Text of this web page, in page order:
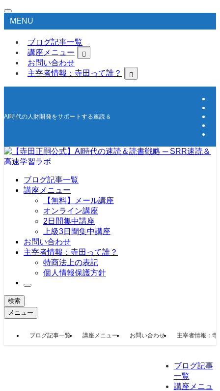
MENU
ブログ記事一覧
講座メニュー
お問い合わせ
主宰者情報：寺田って誰？
AI時代の人財開発をサポートする速読＆高速学習の研究所
ブログ記事一覧
講座メニュー
【無料】メール講座
オンライン講座
2日間集中講座
上級3日間集中講座
お問い合わせ
主宰者情報：寺田って誰？
特商法上の表記
個人情報保護方針
検索
メニュー
ブログ記事一覧 講座メニュー お問い合わせ 主宰者情報：寺
ブログ記事
一覧
講座メニュ